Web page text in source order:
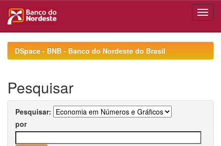
navigationDSpace - BNB - Banco do Nordeste do Brasil
Pesquisar
Pesquisar:
por